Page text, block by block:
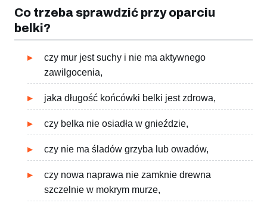
Co trzeba sprawdzić przy oparciu
belki?
czy mur jest suchy i nie ma aktywnego
zawilgocenia,
jaka długość końcówki belki jest zdrowa,
czy belka nie osiadła w gnieździe,
czy nie ma śladów grzyba lub owadów,
czy nowa naprawa nie zamknie drewna
szczelnie w mokrym murze,